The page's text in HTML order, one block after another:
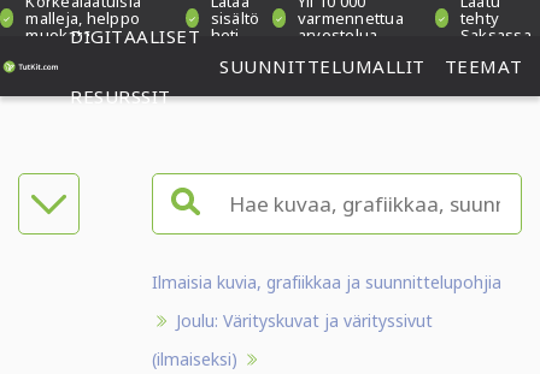
malleja, helppo
muokata
sisältö
heti
varmennettua
arvostelua
tehty
Saksassa
DIGITAALISET
RESURSSIT
SUUNNITTELUMALLIT TEEMAT
Ilmaisia kuvia, grafiikkaa ja suunnittelupohjia
Joulu: Värityskuvat ja värityssivut
(ilmaiseksi)